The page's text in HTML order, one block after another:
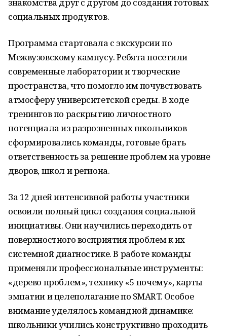
социальных продуктов.
Программа стартовала с экскурсии по
Межвузовскому кампусу. Ребята посетили
современные лаборатории и творческие
пространства, что помогло им почувствовать
атмосферу университетской среды. В ходе
тренингов по раскрытию личностного
потенциала из разрозненных школьников
сформировались команды, готовые брать
ответственность за решение проблем на уровне
дворов, школ и региона.
За 12 дней интенсивной работы участники
освоили полный цикл создания социальной
инициативы. Они научились переходить от
поверхностного восприятия проблем к их
системной диагностике. В работе команды
применяли профессиональные инструменты:
«дерево проблем», технику «5 почему», карты
эмпатии и целеполагание по SMART. Особое
внимание уделялось командной динамике:
школьники учились конструктивно проходить